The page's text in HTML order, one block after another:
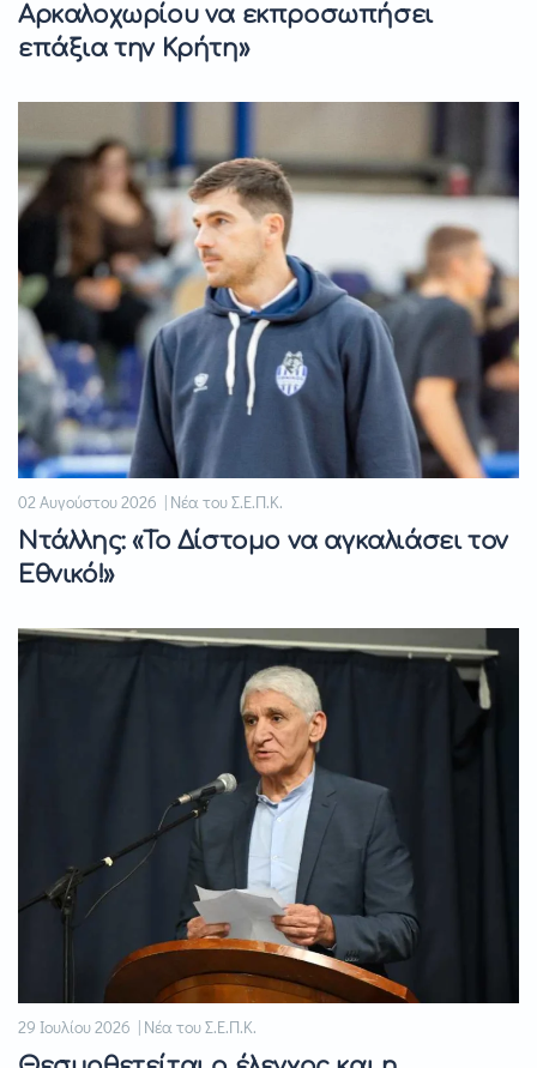
Αρκαλοχωρίου να εκπροσωπήσει
επάξια την Κρήτη»
02 Αυγούστου 2026 | Νέα του Σ.Ε.Π.Κ.
Ντάλλης: «Το Δίστομο να αγκαλιάσει τον
Εθνικό!»
29 Ιουλίου 2026 | Νέα του Σ.Ε.Π.Κ.